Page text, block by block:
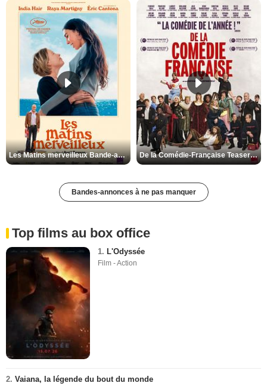
Les Matins merveilleux Bande-annonce VF De la Comédie-Française Teaser VF
Bandes-annonces à ne pas manquer
Top films au box office
1. L'Odyssée
Film - Action
2. Vaiana, la légende du bout du monde